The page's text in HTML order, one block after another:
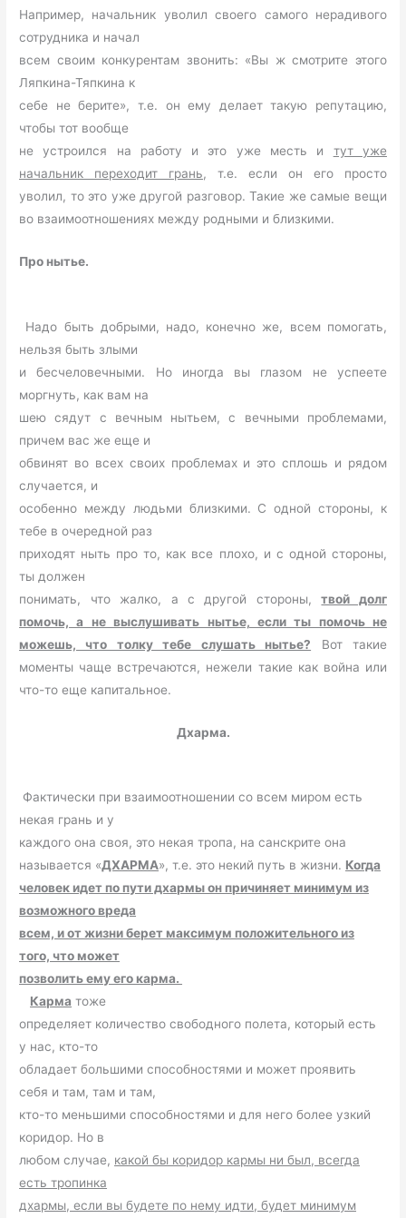
Например, начальник уволил своего самого нерадивого
сотрудника и начал
всем своим конкурентам звонить: «Вы ж смотрите этого
Ляпкина-Тяпкина к
себе не берите», т.е. он ему делает такую репутацию,
чтобы тот вообще
не устроился на работу и это уже месть и тут уже
начальник переходит грань, т.е. если он его просто
уволил, то это уже другой разговор. Такие же самые вещи
во взаимоотношениях между родными и близкими.
Про нытье.
Надо быть добрыми, надо, конечно же, всем помогать,
нельзя быть злыми
и бесчеловечными. Но иногда вы глазом не успеете
моргнуть, как вам на
шею сядут с вечным нытьем, с вечными проблемами,
причем вас же еще и
обвинят во всех своих проблемах и это сплошь и рядом
случается, и
особенно между людьми близкими. С одной стороны, к
тебе в очередной раз
приходят ныть про то, как все плохо, и с одной стороны,
ты должен
понимать, что жалко, а с другой стороны,твой долг
помочь, а не выслушивать нытье, если ты помочь не
можешь, что толку тебе слушать нытье? Вот такие
моменты чаще встречаются, нежели такие как война или
что-то еще капитальное.
Дхарма.
Фактически при взаимоотношении со всем миром есть
некая грань и у
каждого она своя, это некая тропа, на санскрите она
называется «ДХАРМА», т.е. это некий путь в жизни. Когда
человек идет по пути дхармы он причиняет минимум из
возможного вреда
всем, и от жизни берет максимум положительного из
того, что может
позволить ему его карма.
Карма тоже
определяет количество свободного полета, который есть
у нас, кто-то
обладает большими способностями и может проявить
себя и там, там и там,
кто-то меньшими способностями и для него более узкий
коридор. Но в
любом случае, какой бы коридор кармы ни был, всегда
есть тропинка
дхармы, если вы будете по нему идти, будет минимум